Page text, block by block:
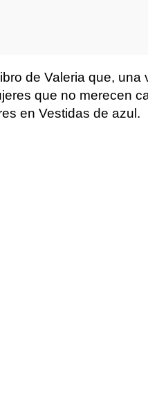
de Valeria que, una
que no merecen
en Vestidas de azul.